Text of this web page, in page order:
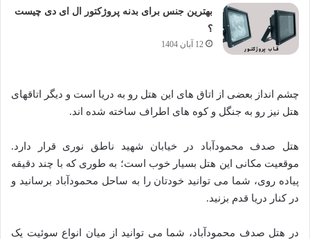
بهترین جنس برای بدنه پروژکتور ال ای دی چیست
؟
12 آبان 1404
چشم انداز بعضی از اتاق های این هتل رو به دریا است و دیگر اتاقهای
هتل نیز رو به جنگل و کوه های اطراف ساخته شده اند.
هتل صدف محمودآباد در خیابان شهید ناطق نوری قرار دارد.
موقعیت مکانی این هتل بسیار خوب است؛ به طوری که با چند دقیقه
پیاده روی، شما می توانید خودتان را به ساحل محمودآباد برسانید و
در کنار دریا قدم بزنید.
در هتل صدف محمودآباد، شما می توانید از میان انواع سوئیت یک